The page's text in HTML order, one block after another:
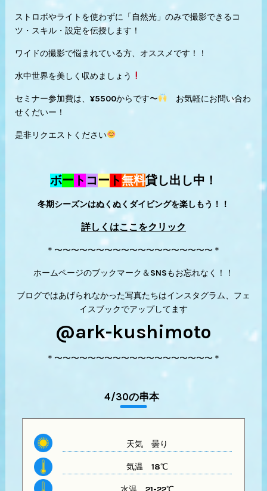
ストロボやライトを使わずに「自然光」のみで撮影できるコ
ツ・スキル・設定を伝授します！
ワイドの撮影で悩まれている方、オススメです！！
水中世界を美しく収めましょう
セミナー参加費は、¥5500からです〜
お気軽にお問い合わ
せくだいー！
是非リクエストください
ボー ト コー ト無料貸し出し中！
冬期シーズンはぬくぬくダイビングを楽しもう！！
詳しくはここをクリック
＊〜〜〜〜〜〜〜〜〜〜〜〜〜〜〜〜〜〜〜＊
ホームページのブックマーク＆SNSもお忘れなく！！
ブログではあげられなかった写真たちはインスタグラム、フェ
イスブックでアップしてます
@ark-kushimoto
＊〜〜〜〜〜〜〜〜〜〜〜〜〜〜〜〜〜〜〜＊
4/30の串本
天気 曇り
気温 18℃